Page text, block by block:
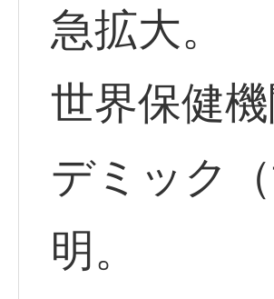
急拡大。
世界保健
デミック
明。